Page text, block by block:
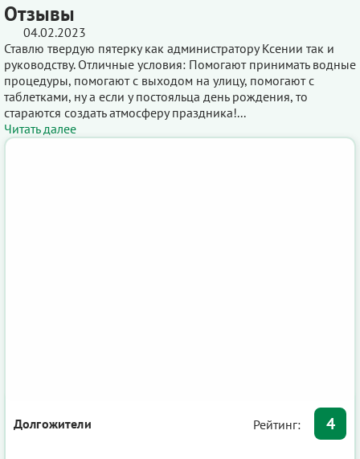
Отзывы
04.02.2023
Ставлю твердую пятерку как администратору Ксении так и
руководству. Отличные условия: Помогают принимать водные
процедуры, помогают с выходом на улицу, помогают с
таблетками, ну а если у постояльца день рождения, то
стараются создать атмосферу праздника!...
Читать далее
Долгожители Рейтинг: 4